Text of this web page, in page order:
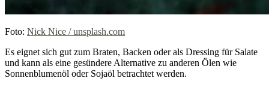
Foto: Nick Nice / unsplash.com
Es eignet sich gut zum Braten, Backen oder als Dressing für Salate
und kann als eine gesündere Alternative zu anderen Ölen wie
Sonnenblumenöl oder Sojaöl betrachtet werden.